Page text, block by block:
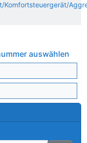
Komfortsteuergerät/
auswählen